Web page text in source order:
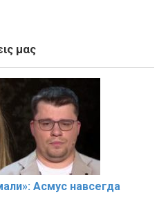
μας
Асмус навсегда